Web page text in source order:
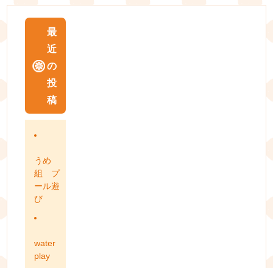
最
近
の
投
稿
うめ
組 プ
ール遊
び
water
play